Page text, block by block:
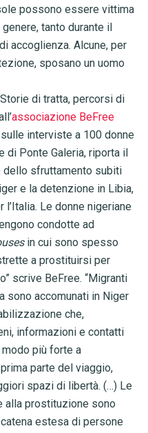
possono essere vittima
tanto durante il
accoglienza. Alcune, per
sposano un uomo
di tratta, percorsi di
associazione BeFree
interviste a 100 donne
di Ponte Galeria, riporta il
sfruttamento subiti
e la detenzione in Libia,
Le donne nigeriane
condotte ad
in cui sono spesso
a prostituirsi per
scrive BeFree. “Migranti
sono accomunati in Niger
che,
informazioni e contatti
modo più forte a
parte del viaggio,
spazi di libertà. (…) Le
alla prostituzione sono
estesa di persone